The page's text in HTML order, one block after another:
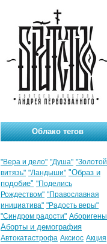
Облако тегов
"Вера и дело" "Душа" "Золотой
витязь" "Ландыши" "Образ и
подобие" "Поделись
Рождеством" "Православная
инициатива" "Радость веры"
"Синдром радости" Аборигены
Аборты и демография
Автокатастрофа Аксиос Акция